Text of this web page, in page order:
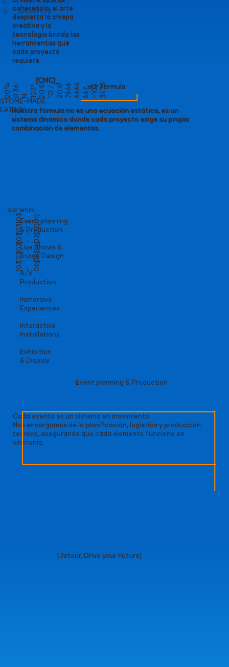
coherencia, el arte
despierta la chispa
creativa y la
tecnología brinda las
herramientas que
cada proyecto
requiere.
3 [DISEÑO]
our formula
[CMC]_
MADE
Nuestra fórmula no es una ecuación estática, es un
sistema dinámico donde cada proyecto exige su propia
combinación de elementos.
our work
Event planning
& Production
Live Shows &
Stage Design
A/V
Production
Immersive
Experiences
Interactive
Installations
Exhibition
& Display
[
0
3 -0
1 ]
[
0
3 -0
2
]
[
0
3 -0
3
]
[
0
3 -0
4 ]
[
0
3
5
]
[
0
3 -0
6 ]
2
0
°
4 0
′
3 6
″ N
1
0
3 °
2
0
′ 5
1
″
O / 2
0
.
6
7
6
6 6
6
6
6 6
6
6
7
, -
1
0
3
.
3
4
75
Event planning & Production
Cada evento es un sistema en movimiento.
Nos encargamos de la planificación, logística y producción
técnica, asegurando que cada elemento funcione en
sincronía.
[Jetour, Drive your Future]